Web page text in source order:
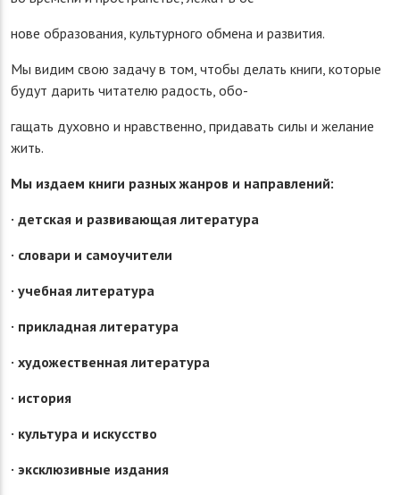
нове образования, культурного обмена и развития.
Мы видим свою задачу в том, чтобы делать книги, которые
будут дарить читателю радость, обо-
гащать духовно и нравственно, придавать силы и желание
жить.
Мы издаем книги разных жанров и направлений:
· детская и развивающая литература
· словари и самоучители
· учебная литература
· прикладная литература
· художественная литература
· история
· культура и искусство
· эксклюзивные издания